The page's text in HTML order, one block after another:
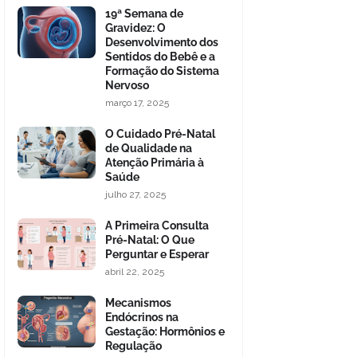
19ª Semana de
Gravidez: O
Desenvolvimento dos
Sentidos do Bebê e a
Formação do Sistema
Nervoso
março 17, 2025
O Cuidado Pré-Natal
de Qualidade na
Atenção Primária à
Saúde
julho 27, 2025
A Primeira Consulta
Pré-Natal: O Que
Perguntar e Esperar
abril 22, 2025
Mecanismos
Endócrinos na
Gestação: Hormônios e
Regulação